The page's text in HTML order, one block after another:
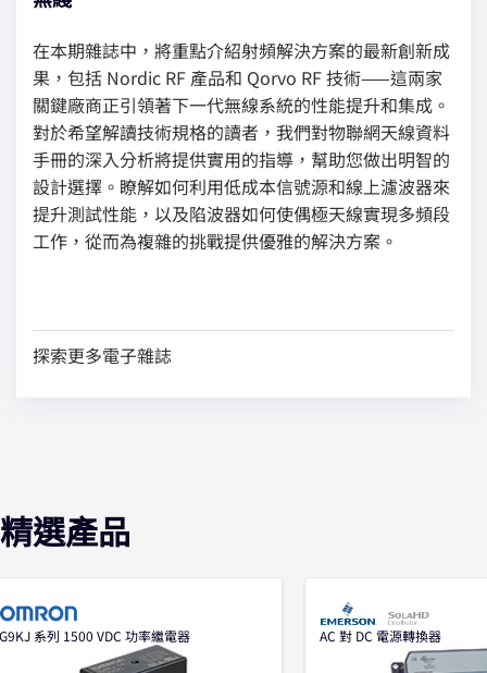
在本期雜誌中，將重點介紹射頻解決方案的最新創新成
果，包括 Nordic RF 產品和 Qorvo RF 技術——這兩家
關鍵廠商正引領著下一代無線系統的性能提升和集成。
對於希望解讀技術規格的讀者，我們對物聯網天線資料
手冊的深入分析將提供實用的指導，幫助您做出明智的
設計選擇。瞭解如何利用低成本信號源和線上濾波器來
提升測試性能，以及陷波器如何使偶極天線實現多頻段
工作，從而為複雜的挑戰提供優雅的解決方案。
探索更多電子雜誌
精選產品
G9KJ 系列 1500 VDC 功率繼電器 AC 對 DC 電源轉換器